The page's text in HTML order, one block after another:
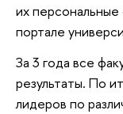
их
портале
За 3 года все
результаты. По
лидеров по